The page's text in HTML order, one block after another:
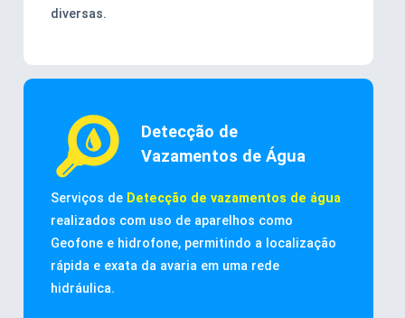
diversas.
Detecção de
Vazamentos de Água
Serviços de Detecção de vazamentos de água
realizados com uso de aparelhos como
Geofone e hidrofone, permitindo a localização
rápida e exata da avaria em uma rede
hidráulica.